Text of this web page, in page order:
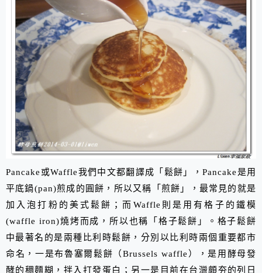
Pancake 或Waffle我們中文都翻譯成「鬆餅」， Pancake是用
平底鍋(pan)煎成的圓餅，所以又稱「煎餅」，最常見的就是
加入泡打粉的美式鬆餅 ； 而 Waffle 則是用有格子的鐵模
(waffle iron)燒烤而成，所以也稱「格子鬆餅」 。 格子鬆餅
中最著名的是兩種比利時鬆餅，分別以比利時兩個重要都市
命名 ，一是布魯塞爾鬆餅（ Brussels waffle ），是用酵母發
酵的稠麵糊，拌入打發蛋白
；另一是目前在台灣頗夯的列日